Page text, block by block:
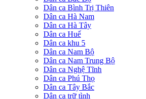
Dân ca Bình Trị Thiên
Dân ca Hà Nam
Dân ca Hà Tây
Dân ca Huế
Dân ca khu 5
Dân ca Nam Bộ
Dân ca Nam Trung Bộ
Dân ca Nghệ Tĩnh
Dân ca Phú Thọ
Dân ca Tây Bắc
Dân ca trữ tình